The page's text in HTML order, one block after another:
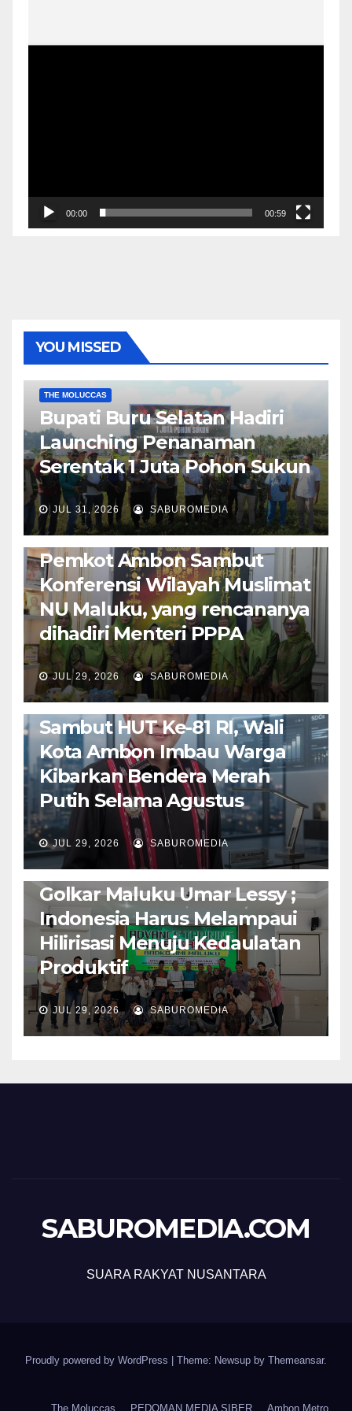
00:00 00:59
YOU MISSED
THE MOLUCCAS
Bupati Buru Selatan Hadiri
Launching Penanaman
Serentak 1 Juta Pohon Sukun
JUL 31, 2026 SABUROMEDIA
AMBON METRO JURNALISME AKTIVIS
POLITIK & PEMERINTAHAN
Pemkot Ambon Sambut
Konferensi Wilayah Muslimat
NU Maluku, yang rencananya
dihadiri Menteri PPPA
JUL 29, 2026 SABUROMEDIA
AMBON METRO POLITIK & PEMERINTAHAN
Sambut HUT Ke-81 RI, Wali
Kota Ambon Imbau Warga
Kibarkan Bendera Merah
Putih Selama Agustus
JUL 29, 2026 SABUROMEDIA
AMBON METRO JURNALISME AKTIVIS
PENDIDIKAN & OLAHRAGA THE MOLUCCAS
Isi Materi LK-III HMI, Ketua
Golkar Maluku Umar Lessy ;
Indonesia Harus Melampaui
Hilirisasi Menuju Kedaulatan
Produktif
JUL 29, 2026 SABUROMEDIA
SABUROMEDIA.COM
SUARA RAKYAT NUSANTARA
Proudly powered by WordPress Theme: Newsup by Themeansar.
The Moluccas PEDOMAN MEDIA SIBER Ambon Metro